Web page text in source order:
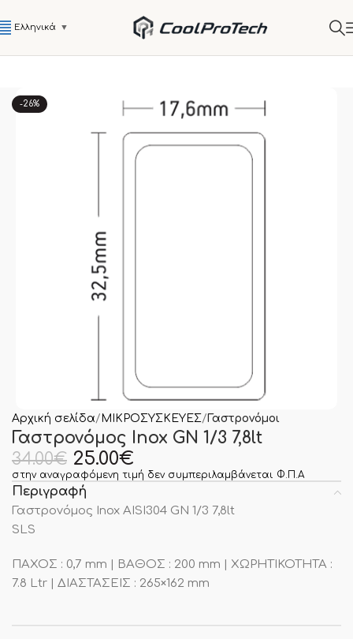
Ελληνικά ▼
-26%
Αρχική σελίδα ΜΙΚΡΟΣΥΣΚΕΥΕΣ Γαστρονόμοι
Γαστρονόμος Inox GN 1/3 7,8lt
34.00€ 25.00€
στην αναγραφόμενη τιμή δεν συμπεριλαμβάνεται Φ.Π.Α
Περιγραφή
Γαστρονόμος Inox AISI304 GN 1/3 7,8lt
SLS
ΠΑΧΟΣ : 0,7 mm | ΒΑΘΟΣ : 200 mm | ΧΩΡΗΤΙΚΟΤΗΤΑ :
7.8 Ltr | ΔΙΑΣΤΑΣΕΙΣ : 265×162 mm